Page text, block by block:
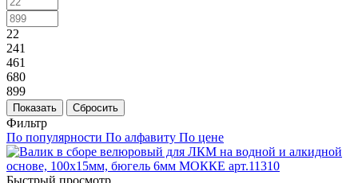
22
241
461
680
899
Показать Сбросить
Фильтр
По популярности По алфавиту По цене
Быстрый просмотр